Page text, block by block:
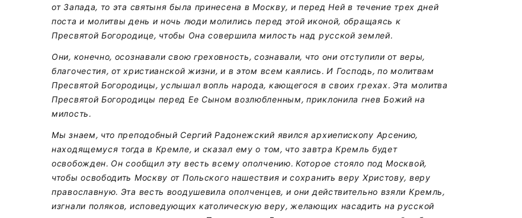
от Запада, то эта святыня была принесена в Москву, и перед Ней в течение трех дней
поста и молитвы день и ночь люди молились перед этой иконой, обращаясь к
Пресвятой Богородице, чтобы Она совершила милость над русской землей.
Они, конечно, осознавали свою греховность, сознавали, что они отступили от веры,
благочестия, от христианской жизни, и в этом всем каялись. И Господь, по молитвам
Пресвятой Богородицы, услышал вопль народа, кающегося в своих грехах. Эта молитва
Пресвятой Богородицы перед Ее Сыном возлюбленным, приклонила гнев Божий на
милость.
Мы знаем, что преподобный Сергий Радонежский явился архиепископу Арсению,
находящемуся тогда в Кремле, и сказал ему о том, что завтра Кремль будет
освобожден. Он сообщил эту весть всему ополчению. Которое стояло под Москвой,
чтобы освободить Москву от Польского нашествия и сохранить веру Христову, веру
православную. Эта весть воодушевила ополченцев, и они действительно взяли Кремль,
изгнали поляков, исповедующих католическую веру, желающих насадить на русской